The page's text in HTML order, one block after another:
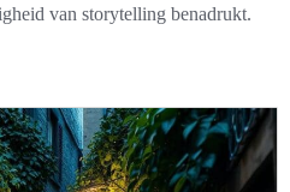
van storytelling benadrukt.